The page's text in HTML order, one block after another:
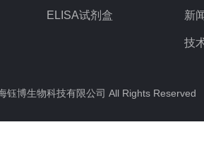
ELISA试剂盒 新
技
钰博生物科技有限公司 All Rights